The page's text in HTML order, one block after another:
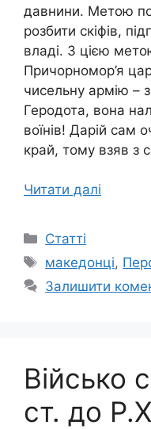
давнини. Метою
розбити скіфів,
владі. З цією
Причорномор’я
чисельну армію –
Геродота, вона
воїнів! Дарій сам
край, тому взяв з
Читати далі
Категорії
Статті
Позначки
македонці,
Залишити
Військо
ст. до